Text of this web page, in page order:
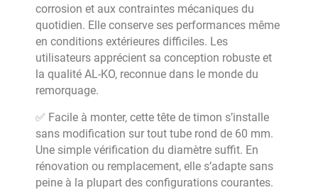
corrosion et aux contraintes mécaniques du
quotidien. Elle conserve ses performances même
en conditions extérieures difficiles. Les
utilisateurs apprécient sa conception robuste et
la qualité AL-KO, reconnue dans le monde du
remorquage.
✅ Facile à monter, cette tête de timon s’installe
sans modification sur tout tube rond de 60 mm.
Une simple vérification du diamètre suffit. En
rénovation ou remplacement, elle s’adapte sans
peine à la plupart des configurations courantes.